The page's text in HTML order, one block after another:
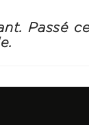
Passé